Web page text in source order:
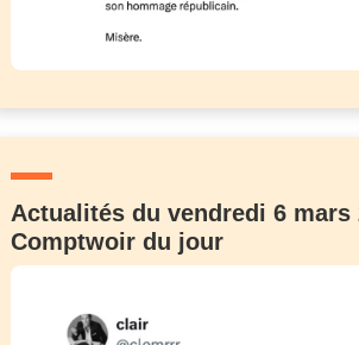
Actualités du vendredi 6 mars
Comptwoir du jour